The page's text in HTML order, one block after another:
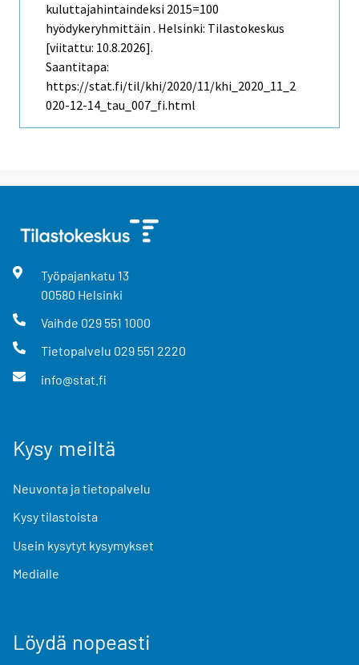
kuluttajahintaindeksi 2015=100
hyödykeryhmittäin . Helsinki: Tilastokeskus
[viitattu: 10.8.2026].
Saantitapa:
https://stat.fi/til/khi/2020/11/khi_2020_11_2
020-12-14_tau_007_fi.html
Työpajankatu 13
00580 Helsinki
Vaihde 029 551 1000
Tietopalvelu 029 551 2220
info@stat.fi
Kysy meiltä
Neuvonta ja tietopalvelu
Kysy tilastoista
Usein kysytyt kysymykset
Medialle
Löydä nopeasti